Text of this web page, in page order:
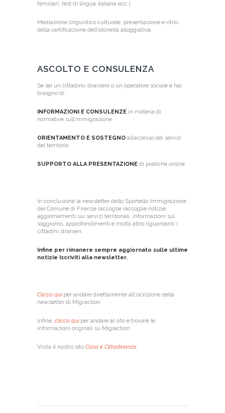
familiari, test di lingua italiana ecc.).
Mediazione linguistico culturale, presentazione e ritiro
della certificazione dell’idoneità alloggiativa.
ASCOLTO E CONSULENZA
Se sei un cittadino straniero o un operatore sociale e hai
bisogno di:
INFORMAZIONI E CONSULENZE in materia di
normative sull’immigrazione
ORIENTAMENTO E SOSTEGNO all’accesso dei servizi
del territorio
SUPPORTO ALLA PRESENTAZIONE di pratiche online
In conclusione la newsletter dello Sportello Immigrazione
del Comune di Firenze raccoglie raccoglie notizie,
aggiornamenti sui servizi territoriali, informazioni sul
soggiorno, approfondimenti e molto altro riguardanti i
cittadini stranieri.
Infine per rimanere sempre aggiornato sulle ultime
notizie Iscriviti alla newsletter.
Clicca quiper andare direttamente all’iscrizione della
newsletter di Migraction
Infine, clicca quiper andare al sito e trovare le
informazioni originali su Migraction
Visita il nostro sito Casa e Cittadinanza